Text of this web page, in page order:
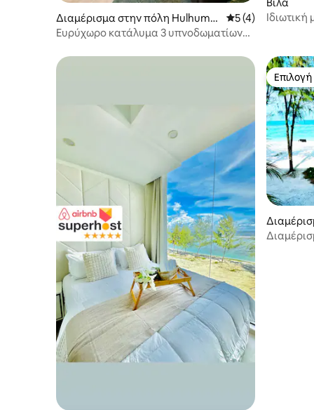
Διαμέρισμα στην πόλη Hulhumal
é
Μέση
5 (4)
Ευρύχωρο κατάλυμα 3 υπνοδωματίων
αεροδρόμιο| 5 λεπτά από την παραλία